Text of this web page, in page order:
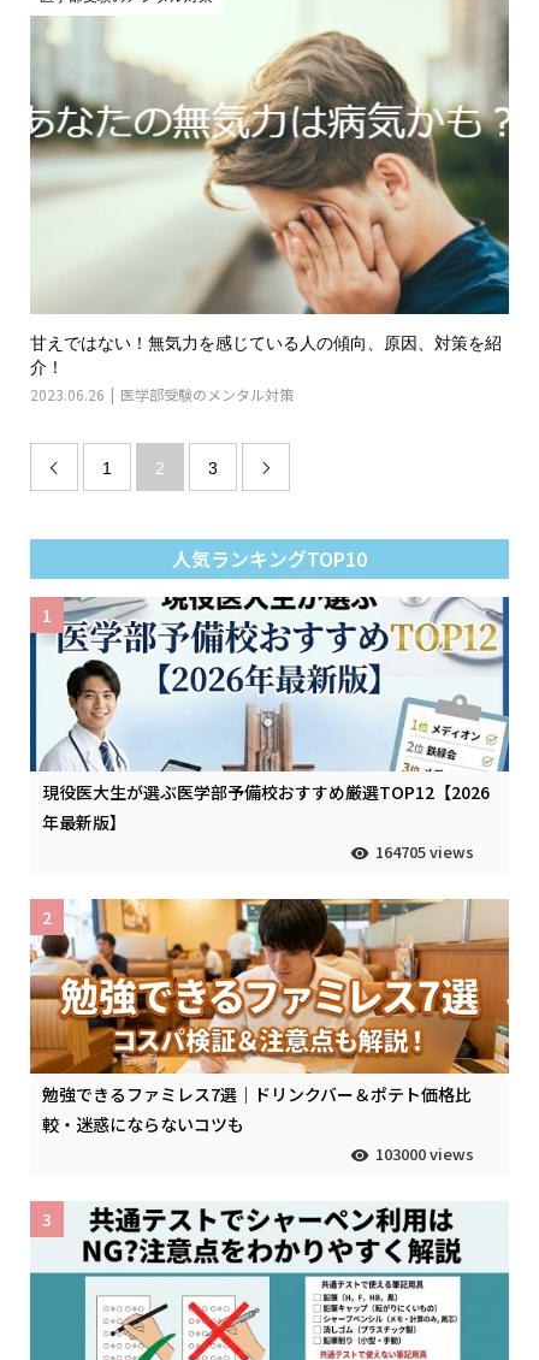
甘えではない！無気力を感じている人の傾向、原因、対策を紹
介！
2023.06.26 医学部受験のメンタル対策
 1 2 3 
人気ランキングTOP10
現役医大生が選ぶ医学部予備校おすすめ厳選TOP12【2026
年最新版】
164705 views
1
勉強できるファミレス7選｜ドリンクバー＆ポテト価格比
較・迷惑にならないコツも
103000 views
2
3